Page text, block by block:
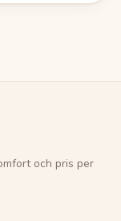
och pris per